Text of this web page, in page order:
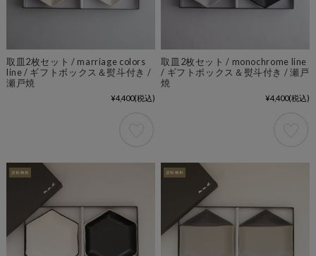
取皿2枚セット / marriage colors
line / ギフトボックス＆熨斗付き /
瀬戸焼
¥4,400(税込)
取皿2枚セット / monochrome line
/ ギフトボックス＆熨斗付き / 瀬戸
焼
¥4,400(税込)